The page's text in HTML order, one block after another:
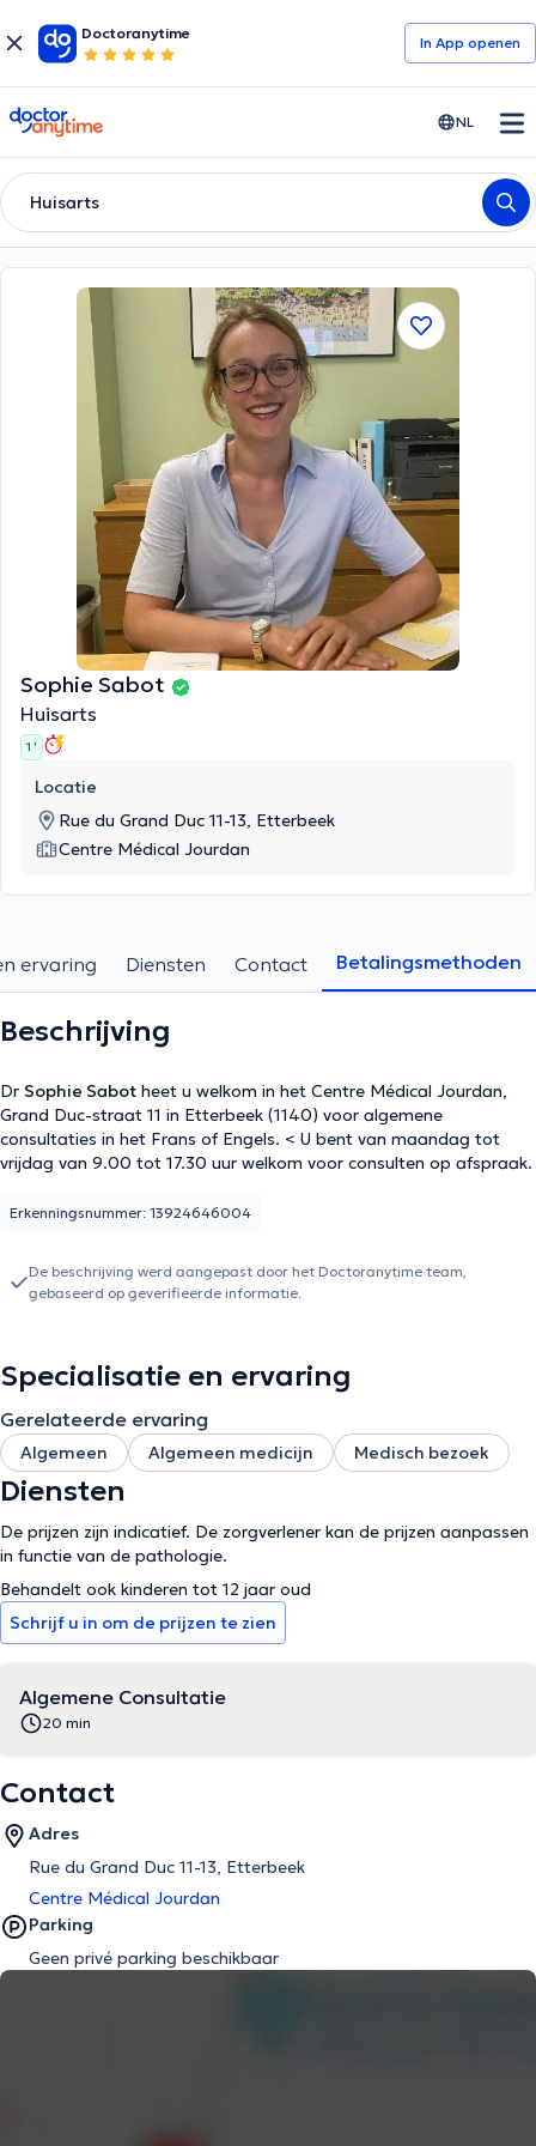
Doctoranytime
In App openen
doctoranytime NL
Huisarts
Sophie Sabot
Huisarts
1 '
Locatie
Rue du Grand Duc 11-13, Etterbeek
Centre Médical Jourdan
ervaring Diensten Contact Betalingsmethoden
Beschrijving
Dr Sophie Sabot heet u welkom in het Centre Médical Jourdan,
Grand Duc-straat 11 in Etterbeek (1140) voor algemene
consultaties in het Frans of Engels. < U bent van maandag tot
vrijdag van 9.00 tot 17.30 uur welkom voor consulten op afspraak.
Erkenningsnummer: 13924646004
De beschrijving werd aangepast door het Doctoranytime team,
gebaseerd op geverifieerde informatie.
Specialisatie en ervaring
Gerelateerde ervaring
Algemeen Algemeen medicijn Medisch bezoek
Diensten
De prijzen zijn indicatief. De zorgverlener kan de prijzen aanpassen
in functie van de pathologie.
Behandelt ook kinderen tot 12 jaar oud
Schrijf u in om de prijzen te zien
Algemene Consultatie
20 min
Contact
Adres
Rue du Grand Duc 11-13, Etterbeek
Centre Médical Jourdan
Parking
Geen privé parking beschikbaar